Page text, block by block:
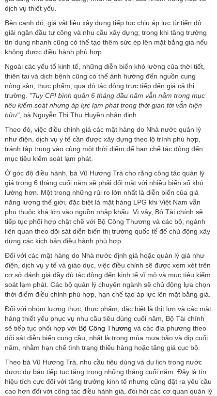
dịch vụ thiết yếu.
Bên cạnh đó, giá vật liệu xây dựng tiếp tục chịu áp lực từ tiến độ
giải ngân đầu tư công và nhu cầu xây dựng; trong khi tăng trưởng
tín dụng nhanh cũng có thể tạo thêm sức ép lên mặt bằng giá nếu
không được điều hành phù hợp.
Ngoài các yếu tố kinh tế, những diễn biến khó lường của thời tiết,
thiên tai và dịch bệnh cũng có thể ảnh hưởng đến nguồn cung
nông sản, thực phẩm, qua đó tác động trực tiếp đến giá cả thị
trường. "Tuy CPI bình quân 6 tháng đầu năm vẫn nằm trong mục
tiêu kiểm soát nhưng áp lực lạm phát trong thời gian tới vẫn hiện
hữu", bà Nguyễn Thị Thu Huyền nhận định.
Theo đó, việc điều chỉnh giá các mặt hàng do Nhà nước quản lý
như điện, dịch vụ y tế cần được xây dựng theo lộ trình phù hợp,
tránh tập trung vào cùng một thời điểm để hạn chế tác động đến
mục tiêu kiểm soát lạm phát.
Ở góc độ điều hành, bà Vũ Hương Trà cho rằng công tác quản lý
giá trong 6 tháng cuối năm sẽ phải đối mặt với nhiều biến số khó
lường hơn. Một trong những rủi ro lớn nhất là diễn biến của giá
năng lượng thế giới, đặc biệt là mặt hàng LPG khi Việt Nam vẫn
phụ thuộc khá lớn vào nguồn nhập khẩu. Vì vậy, Bộ Tài chính sẽ
tiếp tục phối hợp chặt chẽ với Bộ Công Thương và các bộ, ngành
liên quan theo dõi sát diễn biến thị trường quốc tế để chủ động xây
dựng các kịch bản điều hành phù hợp.
Đối với các mặt hàng do Nhà nước định giá hoặc quản lý giá như
điện, dịch vụ y tế và giáo dục, việc điều chỉnh sẽ được xem xét trên
cơ sở đánh giá đầy đủ tác động đến kinh tế vĩ mô và mục tiêu kiểm
soát lạm phát. Các bộ quản lý chuyên ngành sẽ chủ động lựa chọn
thời điểm điều chỉnh phù hợp, hạn chế tạo áp lực lên mặt bằng giá.
Đối với nhóm lương thực, thực phẩm, đặc biệt là thịt lợn và các mặt
hàng thiết yếu phục vụ nhu cầu tiêu dùng cuối năm, Bộ Tài chính
sẽ tiếp tục phối hợp với Bộ Công Thương và các địa phương theo
dõi sát diễn biến cung cầu, nhất là trong mùa mưa bão và dịp cuối
năm, nhằm hạn chế tình trạng thiếu hàng hoặc tăng giá cục bộ.
Theo bà Vũ Hương Trà, nhu cầu tiêu dùng và du lịch trong nước
được dự báo tiếp tục tăng trong những tháng cuối năm. Đây là tín
hiệu tích cực đối với tăng trưởng kinh tế nhưng cũng đặt ra yêu cầu
cao hơn đối với công tác điều hành giá, đòi hỏi các cơ quan quản lý